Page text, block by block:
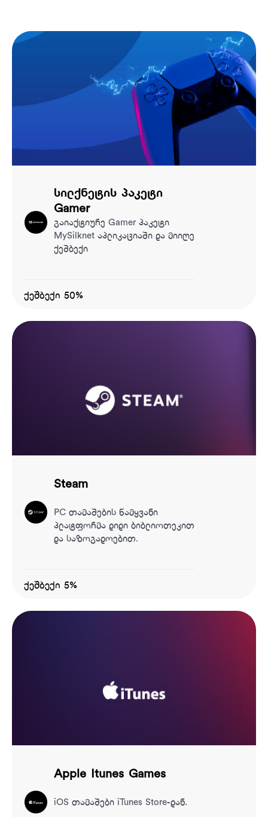
სილქნეტის პაკეტი
Gamer
გაიაქტიურე Gamer პაკეტი
MySilknet აპლიკაციაში და მიიღე
ქეშბექი
ქეშბექი 50%
Steam
PC თამაშების წამყვანი
პლატფორმა დიდი ბიბლიოთეკით
და საზოგადოებით.
ქეშბექი 5%
Apple Itunes Games
iOS თამაშები iTunes Store-დან.